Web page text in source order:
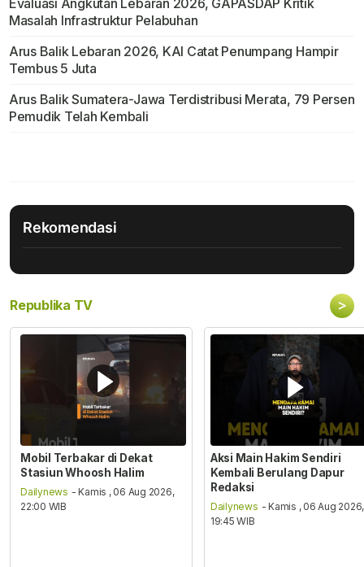
Evaluasi Angkutan Lebaran 2026, GAPASDAP Kritik
Masalah Infrastruktur Pelabuhan
Arus Balik Lebaran 2026, KAI Catat Penumpang Hampir
Tembus 5 Juta
Arus Balik Sumatera-Jawa Terdistribusi Merata, 79 Persen
Pemudik Telah Kembali
Rekomendasi
Republika TV >
Mobil Terbakar di Dekat
Stasiun Whoosh Halim
Dailynews - Kamis , 06 Aug 2026,
22:00 WIB
Aksi Main Hakim Sendiri
Kembali Berulang Dapur
Redaksi
Dailynews - Kamis , 06 Aug 2026,
19:45 WIB